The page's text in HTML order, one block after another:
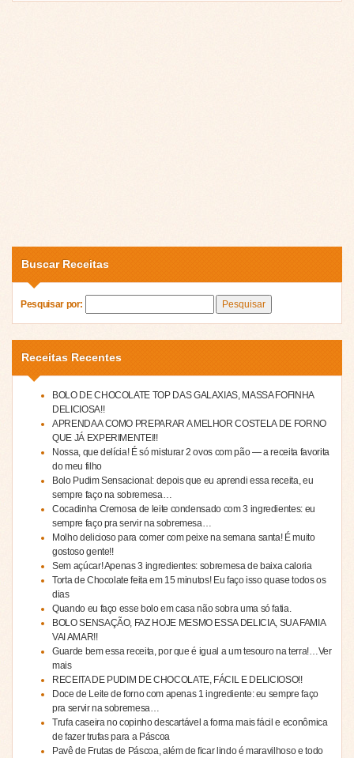
Buscar Receitas
Pesquisar por:
Receitas Recentes
BOLO DE CHOCOLATE TOP DAS GALAXIAS, MASSA FOFINHA
DELICIOSA!!
APRENDA A COMO PREPARAR A MELHOR COSTELA DE FORNO
QUE JÁ EXPERIMENTEI!!
Nossa, que delícia! É só misturar 2 ovos com pão — a receita favorita
do meu filho
Bolo Pudim Sensacional: depois que eu aprendi essa receita, eu
sempre faço na sobremesa…
Cocadinha Cremosa de leite condensado com 3 ingredientes: eu
sempre faço pra servir na sobremesa…
Molho delicioso para comer com peixe na semana santa! É muito
gostoso gente!!
Sem açúcar! Apenas 3 ingredientes: sobremesa de baixa caloria
Torta de Chocolate feita em 15 minutos! Eu faço isso quase todos os
dias
Quando eu faço esse bolo em casa não sobra uma só fatia.
BOLO SENSAÇÃO, FAZ HOJE MESMO ESSA DELICIA, SUA FAMIA
VAI AMAR!!
Guarde bem essa receita, por que é igual a um tesouro na terra!…Ver
mais
RECEITA DE PUDIM DE CHOCOLATE, FÁCIL E DELICIOSO!!
Doce de Leite de forno com apenas 1 ingrediente: eu sempre faço
pra servir na sobremesa…
Trufa caseira no copinho descartável a forma mais fácil e econômica
de fazer trufas para a Páscoa
Pavê de Frutas de Páscoa, além de ficar lindo é maravilhoso e todo